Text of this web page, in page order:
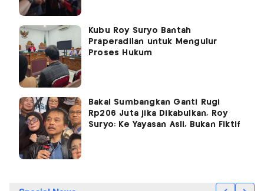
Kubu Roy Suryo Bantah
Praperadilan untuk Mengulur
Proses Hukum
Bakal Sumbangkan Ganti Rugi
Rp206 Juta jika Dikabulkan, Roy
Suryo: Ke Yayasan Asli, Bukan Fiktif